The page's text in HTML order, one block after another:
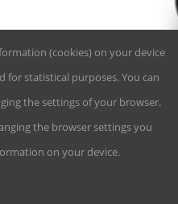
4,74


(cookies) on your device
statistical purposes. You can
the settings of your browser.
the browser settings you
on your device.